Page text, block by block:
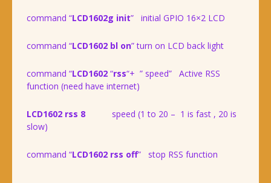
command “LCD1602g init” initial GPIO 16×2 LCD
command “LCD1602 bl on” turn on LCD back light
command “LCD1602“rss“+ ” speed” Active RSS
function (need have internet)
LCD1602 rss 8speed (1 to 20 – 1 is fast , 20 is
slow)
command “LCD1602 rss off” stop RSS function